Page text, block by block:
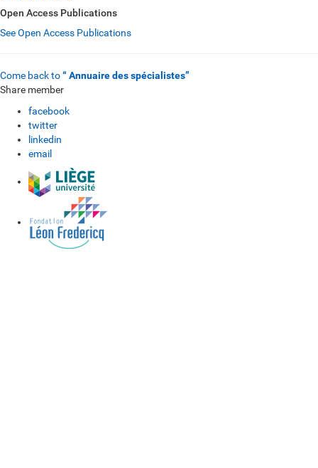
Open Access Publications
See Open Access Publications
Come back to“ Annuaire des spécialistes”
Share member
facebook
twitter
linkedin
email